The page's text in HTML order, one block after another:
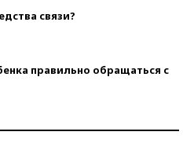
связи?
правильно обращаться с